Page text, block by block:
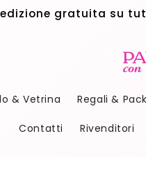
gratuita su
& Vetrina Regali &
Contatti Rivenditori